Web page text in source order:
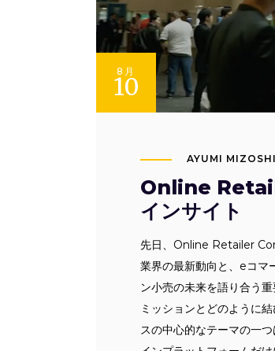
8月
10
AYUMI
Online
インサイト
先日、Online Retailer
業界の最新動向と、eコマ
ン小売の未来を語り合う
ミッションとどのように
スの中心的なテーマの一